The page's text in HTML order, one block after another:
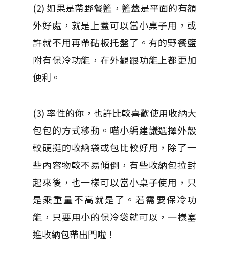
(2) 如果是帶野餐籃，籃蓋是平面的有額
外好處，就是上蓋可以當小桌子用，或
許就不用再帶砧板托盤了。有的野餐籃
附有保冷功能，在外觀跟功能上都更加
便利。
(3) 率性的你，也許比較喜歡使用收納大
包包的方式移動。喵小編建議選擇外殼
較硬挺的收納袋或包比較好用，除了一
些內容物較不易傾倒，有些收納包拉封
起來後，也一樣可以當小桌子使用，只
是乘重量不高就是了。若需要保冷功
能，只要用小的保冷袋就可以，一樣塞
進收納包帶出門啦！